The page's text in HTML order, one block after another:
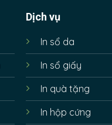
Dịch vụ
In sổ da
In sổ giấy
In quà tặng
In hộp cứng